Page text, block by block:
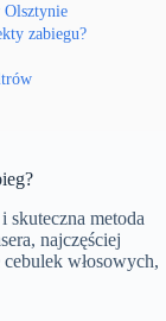
zabiegu?
skuteczna metoda
najczęściej
włosowych,